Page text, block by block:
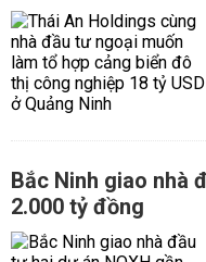
Bắc Ninh giao nhà
2.000 tỷ đồng